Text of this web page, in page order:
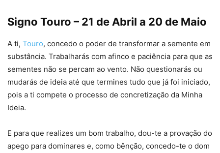
Signo Touro – 21 de Abril a 20 de Maio
A ti, Touro, concedo o poder de transformar a semente em
substância. Trabalharás com afinco e paciência para que as
sementes não se percam ao vento. Não questionarás ou
mudarás de ideia até que termines tudo que já foi iniciado,
pois a ti compete o processo de concretização da Minha
Ideia.
E para que realizes um bom trabalho, dou-te a provação do
apego para dominares e, como bênção, concedo-te o dom